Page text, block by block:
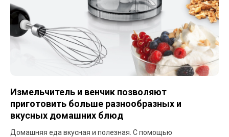
Измельчитель и венчик позволяют
приготовить больше разнообразных и
вкусных домашних блюд
Домашняя еда вкусная и полезная. С помощью